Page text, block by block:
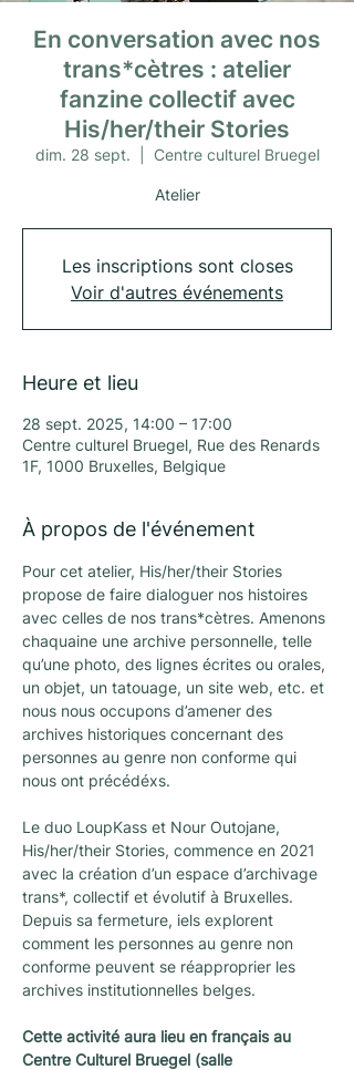
En conversation avec nos
trans*cètres : atelier
fanzine collectif avec
His/her/their Stories
dim. 28 sept. Centre culturel Bruegel
Atelier
Les inscriptions sont closes
Voir d'autres événements
Heure et lieu
28 sept. 2025, 14:00 – 17:00
Centre culturel Bruegel, Rue des Renards
1F, 1000 Bruxelles, Belgique
À propos de l'événement
Pour cet atelier, His/her/their Stories
propose de faire dialoguer nos histoires
avec celles de nos trans*cètres. Amenons
chaquaine une archive personnelle, telle
qu’une photo, des lignes écrites ou orales,
un objet, un tatouage, un site web, etc. et
nous nous occupons d’amener des
archives historiques concernant des
personnes au genre non conforme qui
nous ont précédéxs.
Le duo LoupKass et Nour Outojane,
His/her/their Stories, commence en 2021
avec la création d’un espace d’archivage
trans*, collectif et évolutif à Bruxelles.
Depuis sa fermeture, iels explorent
comment les personnes au genre non
conforme peuvent se réapproprier les
archives institutionnelles belges.
Cette activité aura lieu en français au
Centre Culturel Bruegel (salle